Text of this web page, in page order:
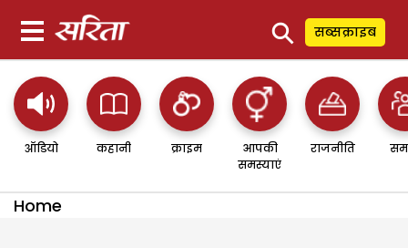
⚲ सब्सक्राइब
ऑडियो कहानी क्राइम
आपकी
समस्याएं
राजनीति
Home